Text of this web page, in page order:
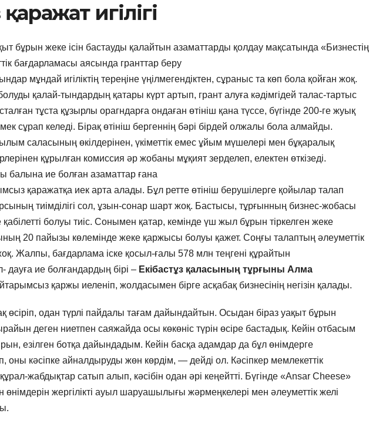
игілігі
бұрын жеке ісін бастауды қалайтын азаматтарды қолдау мақсатында «Бизнестің
бағдарламасы аясында гранттар беру
мұндай игіліктің тереңіне үңілмегендіктен, сұраныс та көп бола қойған жоқ.
қалай-тындардың қатары күрт артып, грант алуға кәдімгідей талас-тартыс
тұста құзырлы орагндарға ондаған өтініш қана түссе, бүгінде 200-ге жуық
сұрап келеді. Бірақ өтініш бергеннің бәрі бірдей олжалы бола алмайды.
саласының өкілдерінен, үкіметтік емес ұйым мүшелері мен бұқаралық
құрылған комиссия әр жобаны мұқият зерделеп, електен өткізеді.
балына ие болған азаматтар ғана
қаражатқа иек арта алады. Бұл ретте өтініш берушілерге қойылар талап
тиімділігі сол, ұзын-сонар шарт жоқ. Бастысы, тұрғынның бизнес-жобасы
болуы тиіс. Сонымен қатар, кемінде үш жыл бұрын тіркелген жеке
20 пайызы көлемінде жеке қаржысы болуы қажет. Соңғы талаптың әлеуметтік
Жалпы, бағдарлама іске қосыл-ғалы 578 млн теңгені құрайтын
дауға ие болғандардың бірі – Екібастұз қаласының тұрғыны Алма
қаржы иеленіп, жолдасымен бірге асқабақ бизнесінің негізін қалады.
өсіріп, одан түрлі пайдалы тағам дайындайтын. Осыдан біраз уақыт бұрын
деген ниетпен саяжайда осы көкөніс түрін өсіре бастадық. Кейін отбасым
езілген ботқа дайындадым. Кейін басқа адамдар да бұл өнімдерге
оны кәсіпке айналдыруды жөн көрдім, — дейді ол. Кәсіпкер мемлекеттік
жабдықтар сатып алып, кәсібін одан әрі кеңейтті. Бүгінде «Ansar Cheese»
жергілікті ауыл шаруашылығы жәрмеңкелері мен әлеуметтік желі